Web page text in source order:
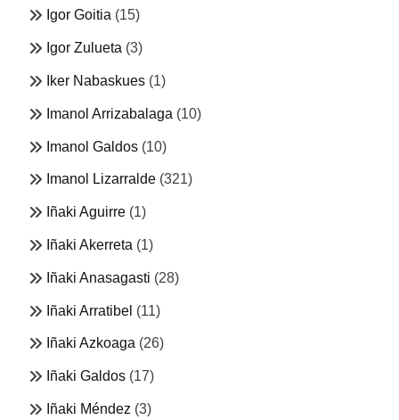
Igor Goitia (15)
Igor Zulueta (3)
Iker Nabaskues (1)
Imanol Arrizabalaga (10)
Imanol Galdos (10)
Imanol Lizarralde (321)
Iñaki Aguirre (1)
Iñaki Akerreta (1)
Iñaki Anasagasti (28)
Iñaki Arratibel (11)
Iñaki Azkoaga (26)
Iñaki Galdos (17)
Iñaki Méndez (3)